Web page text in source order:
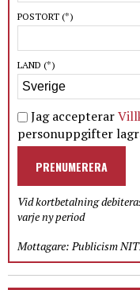
POSTORT (*)
LAND (*)
Jag accepterar
personuppgifter
PRENUMERERA
Vid kortbetalning
varje ny period
Mottagare: Publicism